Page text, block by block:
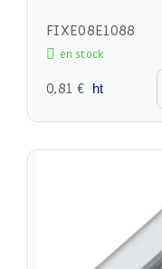
FIXE08E1088
en stock
0,81 € ht